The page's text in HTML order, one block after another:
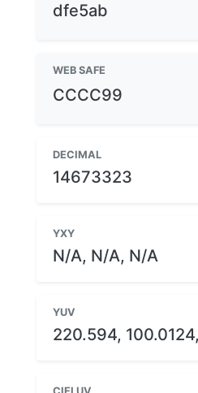
dfe5ab
WEB SAFE
CCCC99
DECIMAL
14673323
YXY
N/A, N/A, N/A
YUV
220.594,
CIELUV